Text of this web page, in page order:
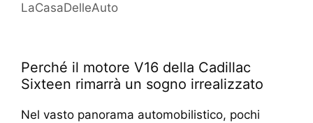
LaCasaDelleAuto
Perché il motore V16 della Cadillac
Sixteen rimarrà un sogno irrealizzato
Nel vasto panorama automobilistico, pochi